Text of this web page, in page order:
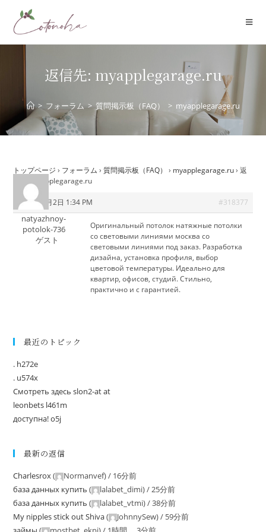
返信先: myapplegarage.ru
> フォーラム > 質問掲示板（FAQ） > myapplegarage.ru
トップページ › フォーラム › 質問掲示板（FAQ） › myapplegarage.ru › 返
信先: myapplegarage.ru
2025年8月2日 1:34 PM #318377
natyazhnoy-
potolok-736
ゲスト
Оригинальный потолок натяжные потолки
со световыми линиями москва со
световыми линиями под заказ. Разработка
дизайна, установка профиля, выбор
цветовой температуры. Идеально для
квартир, офисов, студий. Стильно,
практично и с гарантией.
最近のトピック
. h272e
. u574x
Смотреть здесь slon2-at at
leonbets l461m
доступна! o5j
最新の返信
Charlesrox( Normanvef) / 16分前
база данных купить ( lalabet_dimi) /25分前
база данных купить ( lalabet_vtmi) /38分前
My nipples stick out Shiva( JohnnySew) / 59分前